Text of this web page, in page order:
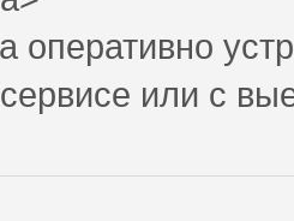
оперативно
или с